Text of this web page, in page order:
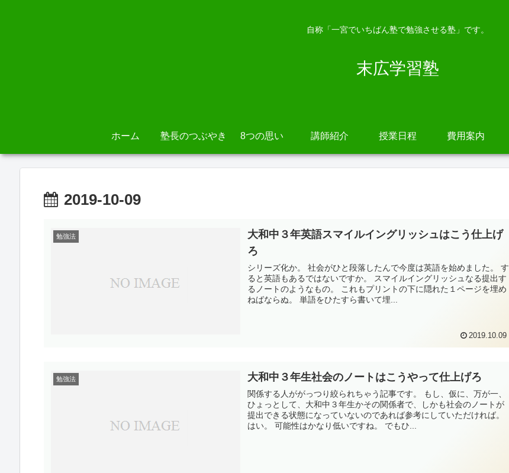
自称「一宮でいちばん塾で勉強させる塾」です。
末広学習塾
ホーム 塾長のつぶやき 8つの思い 講師紹介 授業日程 費用案内
2019-10-09
勉強法
大和中３年英語スマイルイングリッシュはこう仕上げ
ろ
シリーズ化か。 社会がひと段落したんで今度は英語を始めました。 す
ると英語もあるではないですか。 スマイルイングリッシュなる提出す
るノートのようなもの。 これもプリントの下に隠れた１ページを埋め
ねばならぬ。 単語をひたすら書いて埋...
2019.10.09
勉強法 大和中３年生社会のノートはこうやって仕上げろ
関係する人ががっつり絞られちゃう記事です。 もし、仮に、万が一、
ひょっとして、大和中３年生かその関係者で、しかも社会のノートが
提出できる状態になっていないのであれば参考にしていただければ。
はい。 可能性はかなり低いですね。 でもひ...